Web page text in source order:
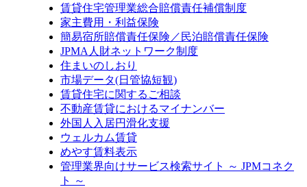
賃貸住宅管理業総合賠償責任補償制度
家主費用・利益保険
簡易宿所賠償責任保険／民泊賠償責任保険
JPMA人財ネットワーク制度
住まいのしおり
市場データ(日管協短観)
賃貸住宅に関するご相談
不動産賃貸におけるマイナンバー
外国人入居円滑化支援
ウェルカム賃貸
めやす賃料表示
管理業界向けサービス検索サイト ～ JPMコネク
ト ～